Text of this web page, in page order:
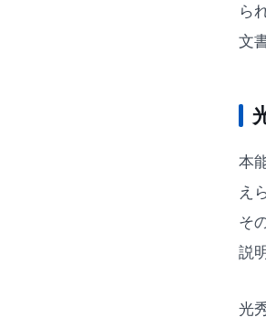
ら
文
本
え
そ
説
光